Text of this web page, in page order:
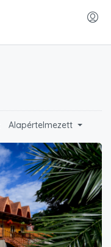
Alapértelmezett